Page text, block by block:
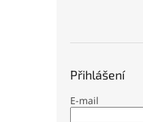
Přihlášení
E-mail